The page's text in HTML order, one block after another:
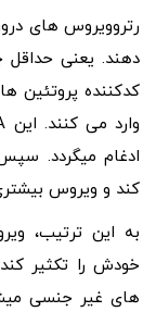
ادغام میگردد.
کند و ویروس
به این ترتیب،
خودش را تکثیر
های غیر جنسی